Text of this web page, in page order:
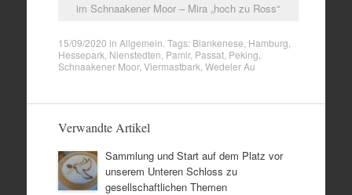
im Schnaakener Moor – Mira „hoch zu Ross“
15/09/2020 in Allgemein . Tags: Blankenese Hamburg
Hessepark Nienstedten Pamir, Passat, Peking
Schnaakener Moor, Viermastbark Wedeler Au
Verwandte Artikel
Sammlung und Start auf dem Platz vor
unserem Unteren Schloss zu
gesellschaftlichen Themen